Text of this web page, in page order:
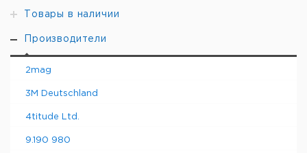
Товары в наличии
Производители
2mag
3M Deutschland
4titude Ltd.
9.190 980